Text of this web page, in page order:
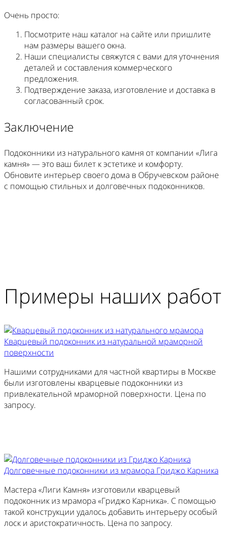
Очень просто:
Посмотрите наш каталог на сайте или пришлите
нам размеры вашего окна.
Наши специалисты свяжутся с вами для уточнения
деталей и составления коммерческого
предложения.
Подтверждение заказа, изготовление и доставка в
согласованный срок.
Заключение
Подоконники из натурального камня от компании «Лига
камня» — это ваш билет к эстетике и комфорту.
Обновите интерьер своего дома в Обручевском районе
с помощью стильных и долговечных подоконников.
Примеры наших работ
Кварцевый подоконник из натуральной мраморной
поверхности
Нашими сотрудниками для частной квартиры в Москве
были изготовлены кварцевые подоконники из
привлекательной мраморной поверхности. Цена по
запросу.
Долговечные подоконники из мрамора Гриджо Карника
Мастера «Лиги Камня» изготовили кварцевый
подоконник из мрамора «Гриджо Карника». С помощью
такой конструкции удалось добавить интерьеру особый
лоск и аристократичность. Цена по запросу.